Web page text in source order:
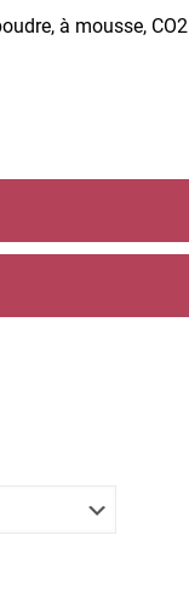
à mousse, CO2